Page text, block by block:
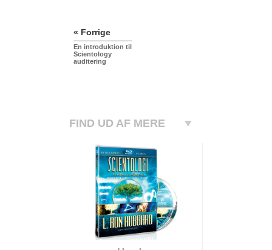
« Forrige
En introduktion til
Scientology
auditering
FIND UD AF MERE